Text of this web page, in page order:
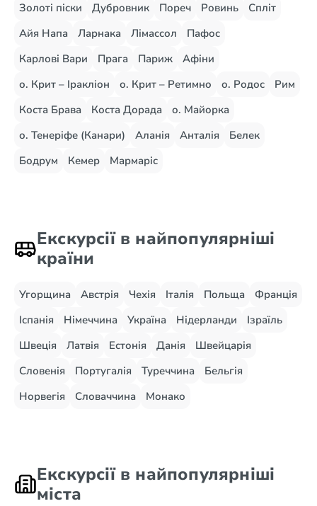
Золоті піски
Дубровник Пореч Ровинь
Спліт
Айя Напа
Ларнака Лімассол
Пафос
Карлові Вари
Прага Париж
Афіни
о. Крит – Іракліон
о. Крит – Ретимно о. Родос
Рим
Коста Брава
Коста Дорада
о. Майорка
о. Тенеріфе (Канари)
Аланія Анталія
Белек
Бодрум
Кемер Мармаріс
Екскурсії в найпопулярніші
країни
Угорщина Австрія Чехія Італія Польща
Франція
Іспанія
Німеччина Україна Нідерланди
Ізраїль
Швеція
Латвія Естонія Данія
Швейцарія
Словенія
Португалія Туреччина
Бельгія
Норвегія
Словаччина Монако
Екскурсії в найпопулярніші
міста